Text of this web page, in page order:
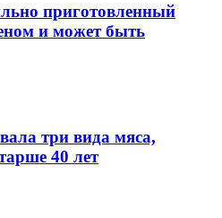
приготовленный
и может быть
три вида мяса,
40 лет